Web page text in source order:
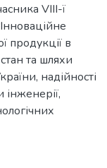
VIІІ-ї
продукції в
та шляхи
надійності
інженерії,